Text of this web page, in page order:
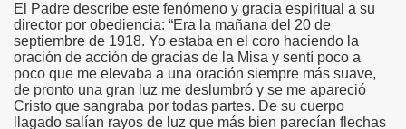
El Padre describe este fenómeno y gracia espiritual a su
director por obediencia: “Era la mañana del 20 de
septiembre de 1918. Yo estaba en el coro haciendo la
oración de acción de gracias de la Misa y sentí poco a
poco que me elevaba a una oración siempre más suave,
de pronto una gran luz me deslumbró y se me apareció
Cristo que sangraba por todas partes. De su cuerpo
llagado salían rayos de luz que más bien parecían flechas